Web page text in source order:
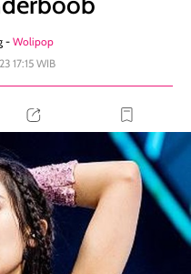
- Wolipop
17:15 WIB